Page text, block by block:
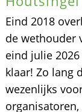
Eind 2018
de wethouder
eind julie
klaar! Zo lang
wezenlijks